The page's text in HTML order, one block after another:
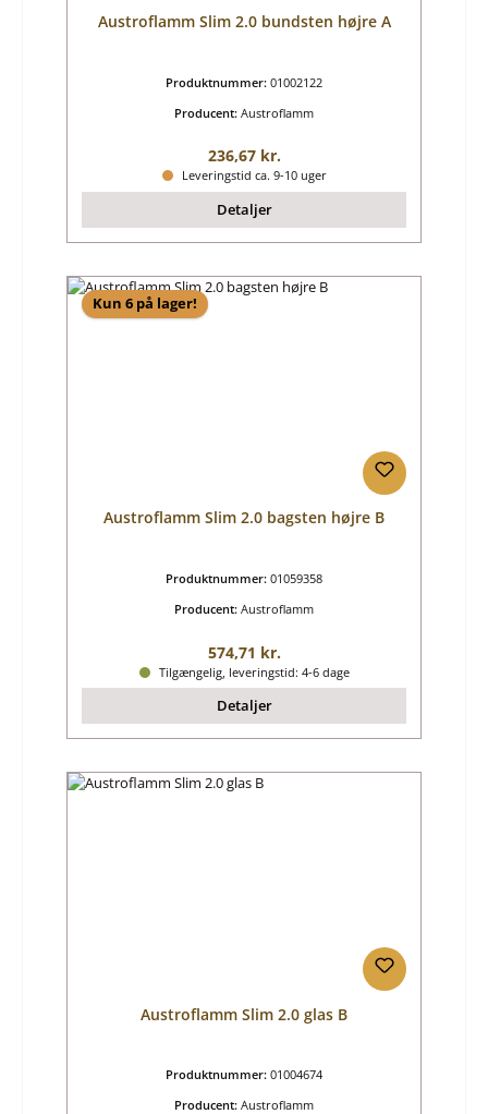
Austroflamm Slim 2.0 bundsten højre A
Produktnummer: 01002122
Producent: Austroflamm
Almindelig pris:
236,67 kr.
Leveringstid ca. 9-10 uger
Detaljer
Kun 6 på lager!
Austroflamm Slim 2.0 bagsten højre B
Produktnummer: 01059358
Producent: Austroflamm
Almindelig pris:
574,71 kr.
Tilgængelig, leveringstid: 4-6 dage
Detaljer
Austroflamm Slim 2.0 glas B
Produktnummer: 01004674
Producent: Austroflamm